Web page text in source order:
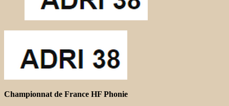
Championnat de France HF Phonie